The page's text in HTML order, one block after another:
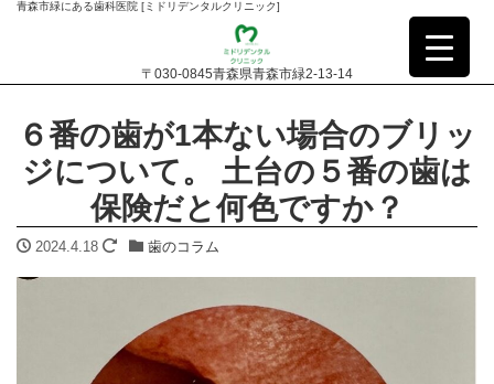
青森市緑にある歯科医院 [ミドリデンタルクリニック]
〒030-0845青森県青森市緑2-13-14
６番の歯が1本ない場合のブリッ
ジについて。 土台の５番の歯は
保険だと何色ですか？
2024.4.18 歯のコラム